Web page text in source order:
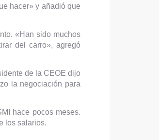
hacer» y añadió que
«Han sido muchos
del carro», agregó
de la CEOE dijo
la negociación para
hace pocos meses.
los salarios.